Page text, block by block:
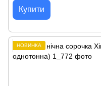
Купити
НОВИНКА